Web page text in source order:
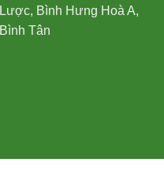
Lược, Bình Hưng Hoà A,
Bình Tân